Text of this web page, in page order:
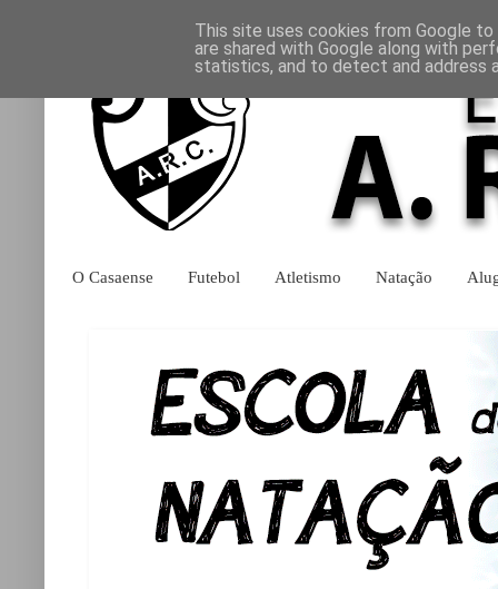
O Casaense Futebol Atletismo Natação
This site uses cookies from Google
are shared with Google along with
statistics, and to detect and address